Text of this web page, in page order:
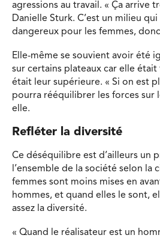
agressions au travail. « Ça arrive
Danielle Sturk. C’est un milieu
dangereux pour les femmes,
Elle-même se souvient avoir été
sur certains plateaux car elle
était leur supérieure. « Si on est
pourra rééquilibrer les forces sur
elle.
Refléter la diversité
Ce déséquilibre est d’ailleurs un
l’ensemble de la société selon la
femmes sont moins mises en
hommes, et quand elles le sont,
assez la diversité.
« Quand le réalisateur est un